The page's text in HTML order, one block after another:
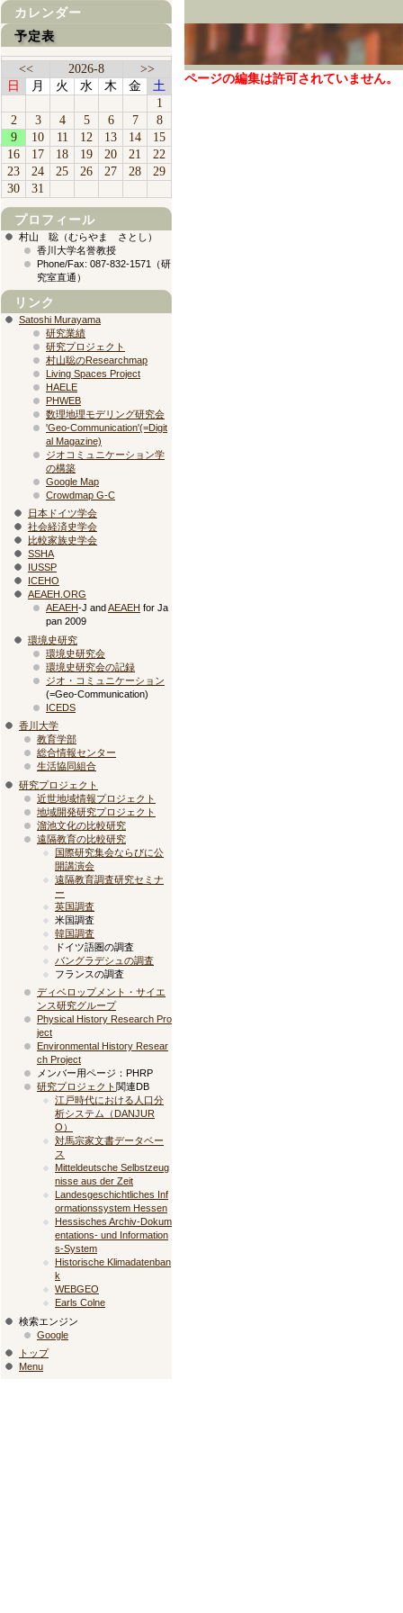
ページの編集は許可されていません。
カレンダー
予定表
<< 2026-8
>>
日
月 火 水 木 金
土
1
2
3 4 5 6 7
8
9
10 11 12 13 14
15
16
17 18 19 20 21
22
23
24 25 26 27 28
29
30
31
プロフィール
村山 聡（むらやま さとし）
香川大学名誉教授
Phone/Fax: 087-832-1571（研
究室直通）
リンク
Satoshi Murayama
研究業績
研究プロジェクト
村山聡のResearchmap
Living Spaces Project
HAELE
PHWEB
数理地理モデリング研究会
'Geo-Communication'(=Digit
al Magazine)
ジオコミュニケーション学
の構築
Google Map
Crowdmap G-C
日本ドイツ学会
社会経済史学会
比較家族史学会
SSHA
IUSSP
ICEHO
AEAEH.ORG
AEAEH-J andAEAEH for Ja
pan 2009
環境史研究
環境史研究会
環境史研究会の記録
ジオ・コミュニケーション
(=Geo-Communication)
ICEDS
香川大学
教育学部
総合情報センター
生活協同組合
研究プロジェクト
近世地域情報プロジェクト
地域開発研究プロジェクト
溜池文化の比較研究
遠隔教育の比較研究
国際研究集会ならびに公
開講演会
遠隔教育調査研究セミナ
ー
英国調査
米国調査
韓国調査
ドイツ語圏の調査
バングラデシュの調査
フランスの調査
ディベロップメント・サイエ
ンス研究グループ
Physical History Research Pro
ject
Environmental History Resear
ch Project
メンバー用ページ：PHRP
研究プロジェクト関連DB
江戸時代における人口分
析システム（DANJUR
O）
対馬宗家文書データベー
ス
Mitteldeutsche Selbstzeug
nisse aus der Zeit
Landesgeschichtliches Inf
ormationssystem Hessen
Hessisches Archiv-Dokum
entations- und Information
s-System
Historische Klimadatenban
k
WEBGEO
Earls Colne
検索エンジン
Google
トップ
Menu